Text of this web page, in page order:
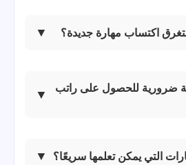
ضرورية للحصول على راتب